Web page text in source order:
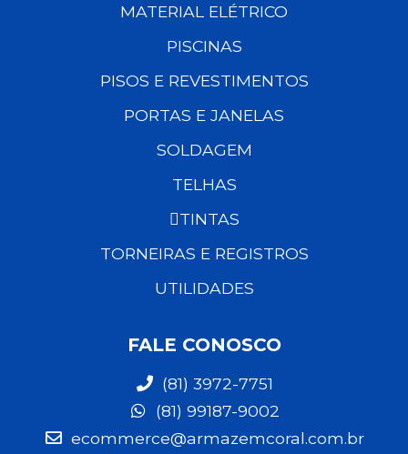
MATERIAL ELÉTRICO
PISCINAS
PISOS E REVESTIMENTOS
PORTAS E JANELAS
SOLDAGEM
TELHAS
TINTAS
TORNEIRAS E REGISTROS
UTILIDADES
FALE CONOSCO
(81) 3972-7751
(81) 99187-9002
ecommerce@armazemcoral.com.br